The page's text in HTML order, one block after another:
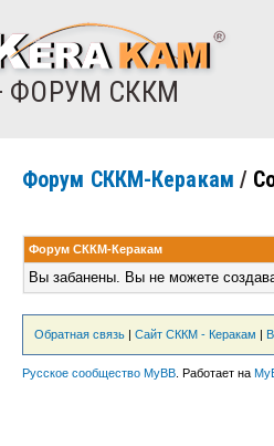
ФОРУМ СККМ
Форум СККМ-Керакам /
Форум СККМ-Керакам
Вы забанены. Вы не можете
Обратная связь | Сайт СККМ - Керакам |
Русское сообщество MyBB . Работает на